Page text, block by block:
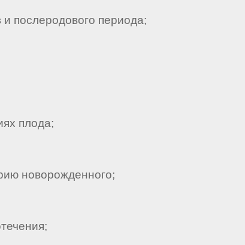
послеродового периода;
плода;
новорожденного;